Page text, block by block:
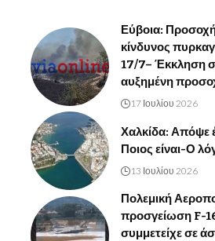
Εύβοια:
κίνδυνος
17/7– Έκκληση
αυξημένη
17 Ιουλίου 2026
Χαλκίδα: Απόψε
Ποιος είναι-Ο
13 Ιουλίου 2026
Πολεμική
προσγείωση F-
συμμετείχε σε